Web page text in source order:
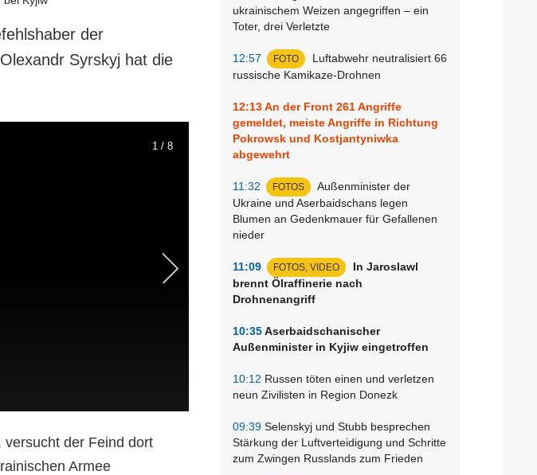
ukrainischem Weizen angegriffen – ein
Toter, drei Verletzte
12:57 FOTO
Luftabwehr neutralisiert 66
russische Kamikaze-Drohnen
12:13An der Front 261 Angriffe
gemeldet, meiste Angriffe in Richtung
Pokrowsk und Kostjantyniwka
abgewehrt
11:32 FOTOS
Außenminister der
Ukraine und Aserbaidschans legen
Blumen an Gedenkmauer für Gefallenen
nieder
11:09 FOTOS, VIDEO
In Jaroslawl
brennt Ölraffinerie nach
Drohnenangriff
10:35Aserbaidschanischer
Außenminister in Kyjiw eingetroffen
10:12 Russen töten einen und verletzen
neun Zivilisten in Region Donezk
09:39 Selenskyj und Stubb besprechen
Stärkung der Luftverteidigung und Schritte
zum Zwingen Russlands zum Frieden
der
Syrskyj hat die
1 / 8
der Feind dort
Armee